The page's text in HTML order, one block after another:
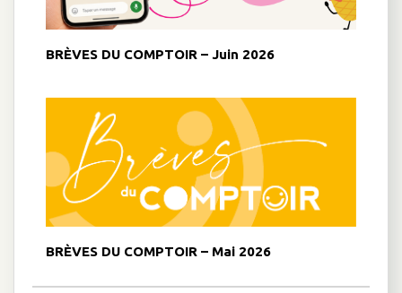
BRÈVES DU COMPTOIR – Juin 2026
BRÈVES DU COMPTOIR – Mai 2026